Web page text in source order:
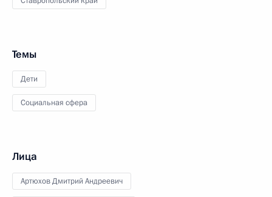
Темы
Дети
Социальная сфера
Лица
Артюхов Дмитрий Андреевич